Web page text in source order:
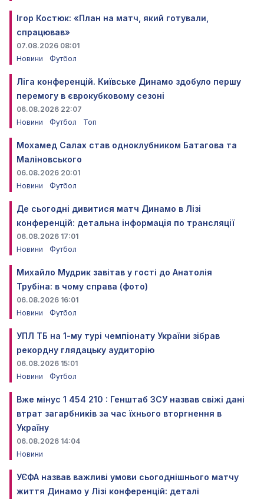
Ігор Костюк: «План на матч, який готували,
спрацював»
07.08.2026 08:01
Новини
Футбол
Ліга конференцій. Київське Динамо здобуло першу
перемогу в єврокубковому сезоні
06.08.2026 22:07
Новини
Футбол Топ
Мохамед Салах став одноклубником Батагова та
Маліновського
06.08.2026 20:01
Новини
Футбол
Де сьогодні дивитися матч Динамо в Лізі
конференцій: детальна інформація по трансляції
06.08.2026 17:01
Новини
Футбол
Михайло Мудрик завітав у гості до Анатолія
Трубіна: в чому справа (фото)
06.08.2026 16:01
Новини
Футбол
УПЛ ТБ на 1-му турі чемпіонату України зібрав
рекордну глядацьку аудиторію
06.08.2026 15:01
Новини
Футбол
Вже мінус 1 454 210 : Генштаб ЗСУ назвав свіжі дані
втрат загарбників за час їхнього вторгнення в
Україну
06.08.2026 14:04
Новини
УЄФА назвав важливі умови сьогоднішнього матчу
життя Динамо у Лізі конференцій: деталі